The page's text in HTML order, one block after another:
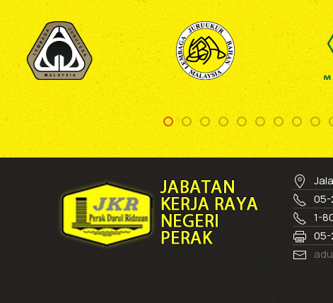
05-
1-
05-